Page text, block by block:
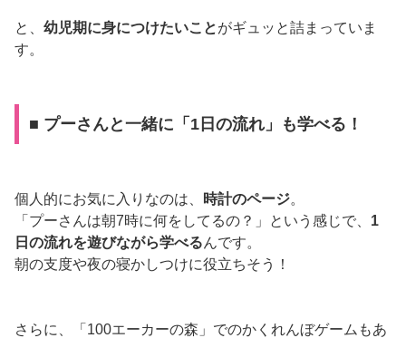
と、 幼児期に身につけたいことがギュッと詰まっていま
す。
■ プーさんと一緒に「1日の流れ」も学べる！
個人的にお気に入りなのは、 時計のページ。
「プーさんは朝7時に何をしてるの？」という感じで、 1
日の流れを遊びながら学べるんです。
朝の支度や夜の寝かしつけに役立ちそう！
さらに、「100エーカーの森」でのかくれんぼゲームもあ